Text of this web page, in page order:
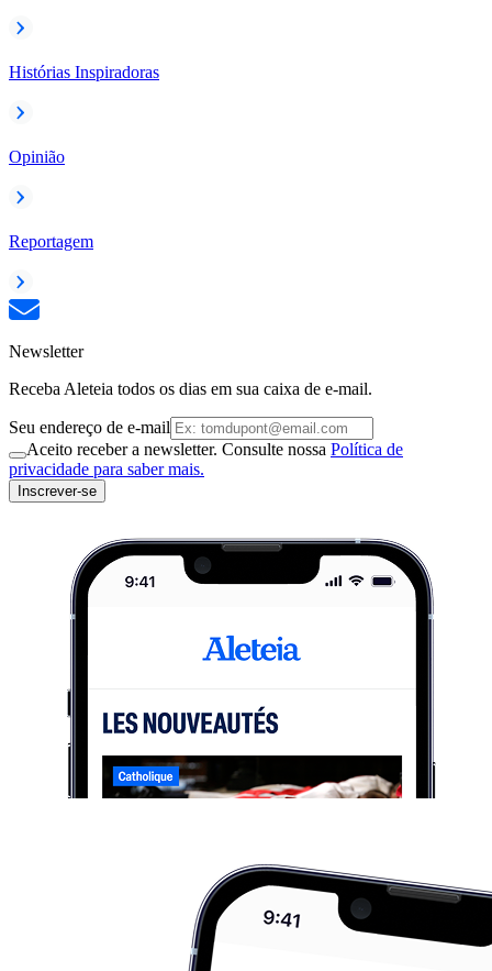
Histórias Inspiradoras
Opinião
Reportagem
Newsletter
Receba Aleteia todos os dias em sua caixa de e-mail.
Seu endereço de e-mail
Aceito receber a newsletter. Consulte nossa Política de
privacidade para saber mais.
Inscrever-se